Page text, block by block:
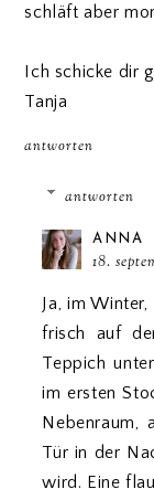
schläft aber
Ich schicke dir
Tanja
antworten
antworten
ANNA
18.
Ja, im
frisch auf
Teppich
im ersten
Nebenraum,
Tür in der
wird. Eine